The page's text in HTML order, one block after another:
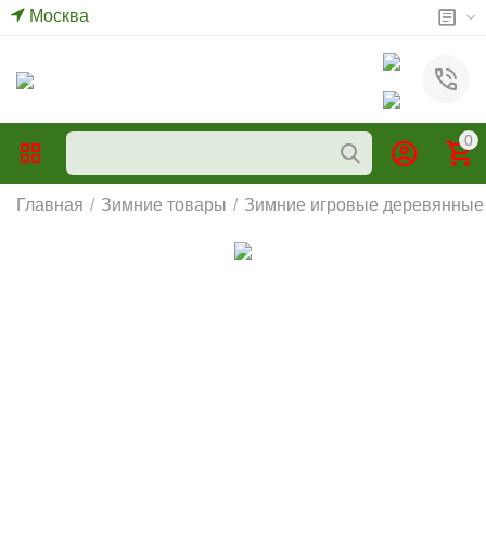
Москва
0
Главная / Зимние товары / Зимние игровые деревянные